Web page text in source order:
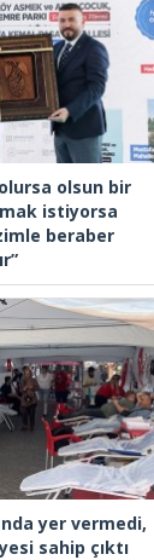
olsun bir
istiyorsa
beraber
yer vermedi,
sahip çıktı